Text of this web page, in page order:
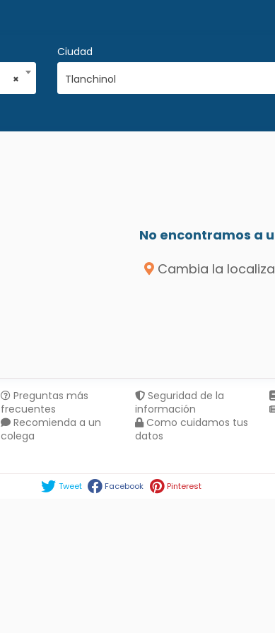
×
Ciudad
Tlanchinol
No encontramos a
Cambia la
Preguntas más
frecuentes
Recomienda a un
colega
Seguridad de la
información
Como cuidamos tus
datos
Tweet Facebook Pinterest